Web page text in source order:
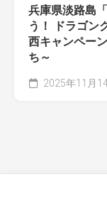
兵庫県淡路島
う！ ドラゴン
西キャンペー
ち～
2025年11月